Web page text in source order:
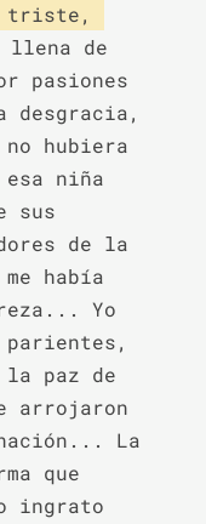
triste,
llena de
pasiones
desgracia,
hubiera
niña
sus
de la
había
Yo
paz de
arrojaron
La
que
ingrato